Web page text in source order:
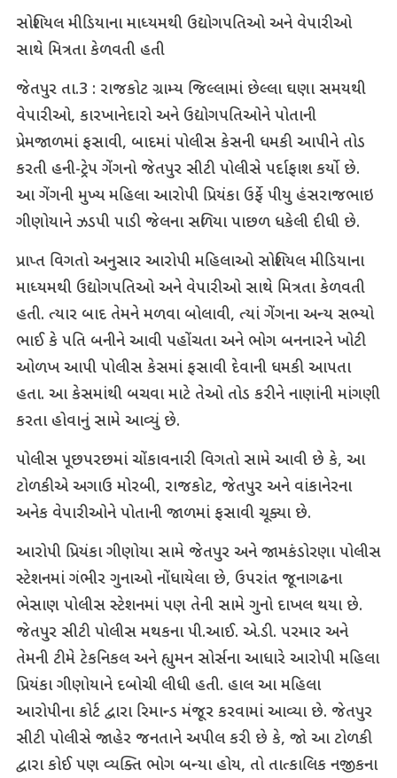
સોશિયલ મીડિયાના માધ્યમથી ઉદ્યોગપતિઓ અને વેપારીઓ
સાથે મિત્રતા કેળવતી હતી
જેતપુર તા.3 : રાજકોટ ગ્રામ્ય જિલ્લામાં છેલ્લા ઘણા સમયથી
વેપારીઓ, કારખાનેદારો અને ઉદ્યોગપતિઓને પોતાની
પ્રેમજાળમાં ફસાવી, બાદમાં પોલીસ કેસની ધમકી આપીને તોડ
કરતી હની-ટ્રેપ ગેંગનો જેતપુર સીટી પોલીસે પર્દાફાશ કર્યો છે.
આ ગેંગની મુખ્ય મહિલા આરોપી પ્રિયંકા ઉર્ફે પીયુ હંસરાજભાઇ
ગીણોયાને ઝડપી પાડી જેલના સળિયા પાછળ ધકેલી દીધી છે.
પ્રાપ્ત વિગતો અનુસાર આરોપી મહિલાઓ સોશિયલ મીડિયાના
માધ્યમથી ઉદ્યોગપતિઓ અને વેપારીઓ સાથે મિત્રતા કેળવતી
હતી. ત્યાર બાદ તેમને મળવા બોલાવી, ત્યાં ગેંગના અન્ય સભ્યો
ભાઈ કે પતિ બનીને આવી પહોંચતા અને ભોગ બનનારને ખોટી
ઓળખ આપી પોલીસ કેસમાં ફસાવી દેવાની ધમકી આપતા
હતા. આ કેસમાંથી બચવા માટે તેઓ તોડ કરીને નાણાંની માંગણી
કરતા હોવાનું સામે આવ્યું છે.
પોલીસ પૂછપરછમાં ચોંકાવનારી વિગતો સામે આવી છે કે, આ
ટોળકીએ અગાઉ મોરબી, રાજકોટ, જેતપુર અને વાંકાનેરના
અનેક વેપારીઓને પોતાની જાળમાં ફસાવી ચૂક્યા છે.
આરોપી પ્રિયંકા ગીણોયા સામે જેતપુર અને જામકંડોરણા પોલીસ
સ્ટેશનમાં ગંભીર ગુનાઓ નોંધાયેલા છે, ઉપરાંત જૂનાગઢના
ભેસાણ પોલીસ સ્ટેશનમાં પણ તેની સામે ગુનો દાખલ થયા છે.
જેતપુર સીટી પોલીસ મથકના પી.આઈ. એ.ડી. પરમાર અને
તેમની ટીમે ટેકનિકલ અને હ્યુમન સોર્સના આધારે આરોપી મહિલા
પ્રિયંકા ગીણોયાને દબોચી લીધી હતી. હાલ આ મહિલા
આરોપીના કોર્ટ દ્વારા રિમાન્ડ મંજૂર કરવામાં આવ્યા છે. જેતપુર
સીટી પોલીસે જાહેર જનતાને અપીલ કરી છે કે, જો આ ટોળકી
દ્વારા કોઈ પણ વ્યક્તિ ભોગ બન્યા હોય, તો તાત્કાલિક નજીકના